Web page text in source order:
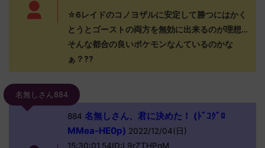
☆6レイドのコノヨザルに安定して勝つにはかく
とうとゴーストの両方を無効に出来るのが理想…
そんな都合の良いポケモンなんているのかな
ぁ？??
名無しさん884
884 名無しさん、君に決めた！ (ﾄﾞｺｸﾞﾛ
MMea-HE0p) 2022/12/04(日)
15:30:01.54ID:L9rZTHPqM